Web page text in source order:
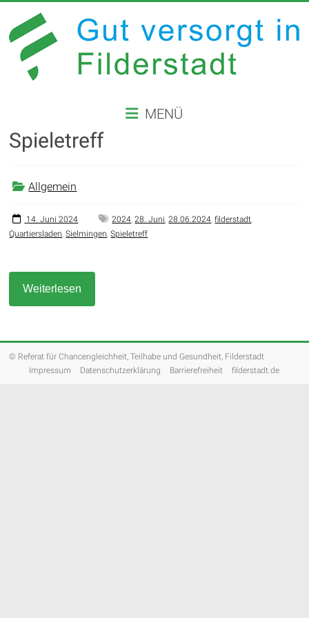
Inhalt
springen
VERSORGT
IN
FILDERSTADT
der
Stadt
MENÜ
Spieletreff
Allgemein
14. Juni 2024 2024,28. Juni,28.06.2024,filderstadt,
Quartiersladen,Sielmingen,Spieletreff
Weiterlesen
© Referat für Chancengleichheit, Teilhabe und Gesundheit, Filderstadt
Impressum
Datenschutzerklärung Barrierefreiheit filderstadt.de